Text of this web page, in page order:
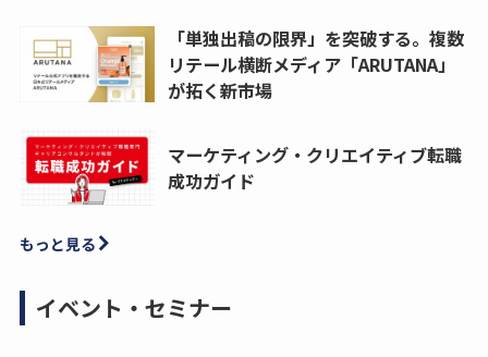
「単独出稿の限界」を突破する。複数
リテール横断メディア「ARUTANA」
が拓く新市場
マーケティング・クリエイティブ転職
成功ガイド
もっと見る
イベント・セミナー